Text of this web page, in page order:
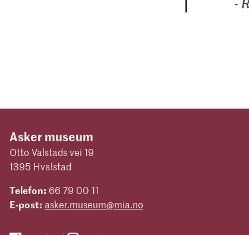
Asker museum
Otto Valstads vei 19
1395 Hvalstad
Telefon: 66 79 00 11
E-post: asker.museum@mia.no